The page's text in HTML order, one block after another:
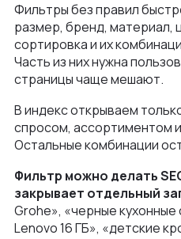
Фильтры без правил
размер, бренд, материал,
сортировка и их
Часть из них нужна
страницы чаще мешают.
В индекс открываем
спросом, ассортиментом
Остальные комбинации
Фильтр можно делать
закрывает отдельный
Grohe», «черные
Lenovo 16 ГБ», «детские